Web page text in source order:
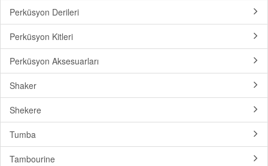
Perküsyon Derileri
Perküsyon Kitleri
Perküsyon Aksesuarları
Shaker
Shekere
Tumba
Tambourine